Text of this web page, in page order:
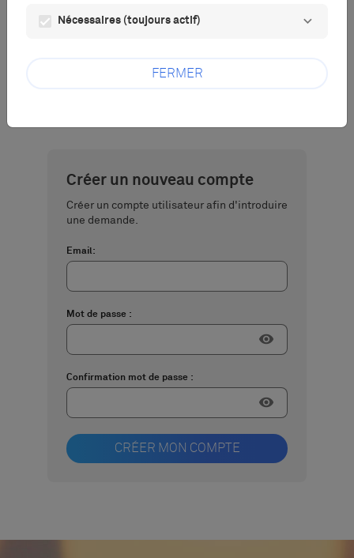
SE CONNECTER
Créer un nouveau compte
Créer un compte utilisateur afin d'introduire
une demande.
Email:
Mot de passe :
visibility
Confirmation mot de passe :
visibility
CRÉER MON COMPTE
Nécessaires (toujours actif)
FERMER